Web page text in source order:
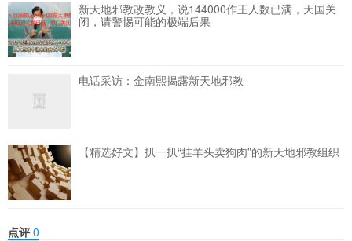
新天地邪教改教义，说144000作王人数已满，天国关
闭，请警惕可能的极端后果
电话采访：金南熙揭露新天地邪教
【精选好文】扒一扒“挂羊头卖狗肉”的新天地邪教组织
点评0